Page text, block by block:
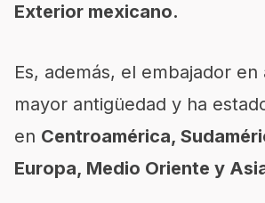
Exterior mexicano.
Es, además, el embajador en
mayor antigüedad y ha
en Centroamérica,
Europa, Medio Oriente y